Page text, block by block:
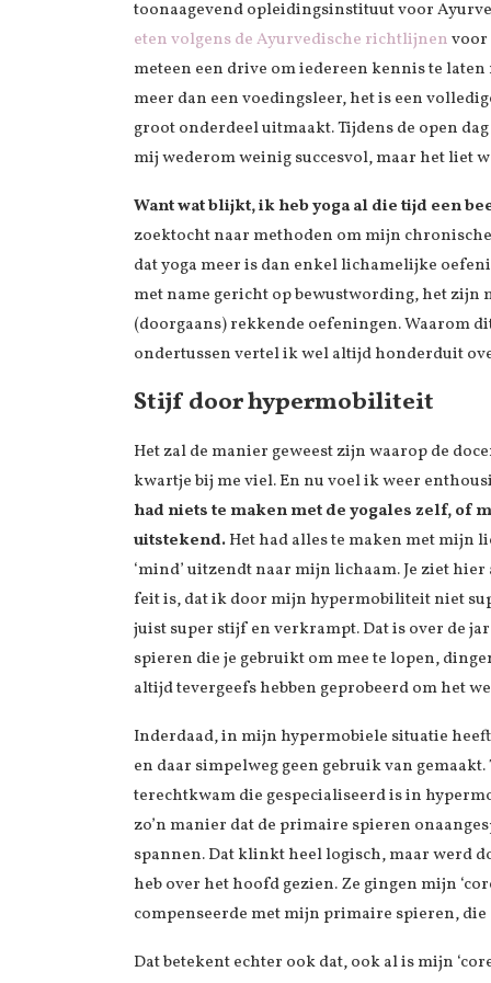
toonaagevend opleidingsinstituut voor
eten volgens de Ayurvedische richtlijnenvoor
meteen een drive om iedereen kennis te
meer dan een voedingsleer, het is een
groot onderdeel uitmaakt. Tijdens de open
mij wederom weinig succesvol, maar het liet
Want wat blijkt, ik heb yoga al die tijd een
zoektocht naar methoden om mijn
dat yoga meer is dan enkel lichamelijke
met name gericht op bewustwording, het zijn
(doorgaans) rekkende oefeningen. Waarom
ondertussen vertel ik wel altijd honderduit
Stijf door hypermobiliteit
Het zal de manier geweest zijn waarop de
kwartje bij me viel. En nu voel ik weer
had niets te maken met de yogales zelf, of
uitstekend.Het had alles te maken met mijn
‘mind’ uitzendt naar mijn lichaam. Je ziet
feit is, dat ik door mijn hypermobiliteit niet
juist super stijf en verkrampt. Dat is over de
spieren die je gebruikt om mee te lopen,
altijd tevergeefs hebben geprobeerd om het
Inderdaad, in mijn hypermobiele situatie
en daar simpelweg geen gebruik van
terechtkwam die gespecialiseerd is in
zo’n manier dat de primaire spieren
spannen. Dat klinkt heel logisch, maar werd
heb over het hoofd gezien. Ze gingen mijn
compenseerde met mijn primaire spieren,
Dat betekent echter ook dat, ook al is mijn